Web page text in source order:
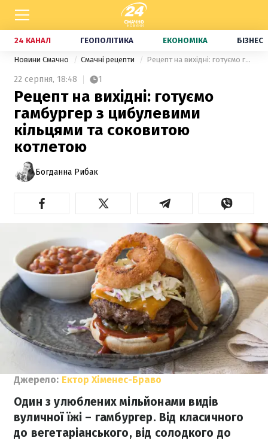
24 КАНАЛ ГЕОПОЛІТИКА ЕКОНОМІКА БІЗНЕС
Новини Смачно Смачні рецепти Рецепт на вихідні: готуємо гамбургер з цибулевими кільцями та соковитою котлетою
22 серпня, 18:48 1
Рецепт на вихідні: готуємо
гамбургер з цибулевими
кільцями та соковитою
котлетою
Богданна Рибак
Джерело: Ектор Хіменес-Браво
Один з улюблених мільйонами видів
вуличної їжі – гамбургер. Від класичного
до вегетаріанського, від солодкого до